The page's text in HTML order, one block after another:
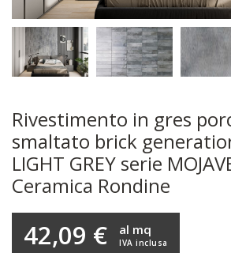
Rivestimento in gres
smaltato brick
LIGHT GREY serie
Ceramica Rondine
42,09 € IVA inclusa
al mq